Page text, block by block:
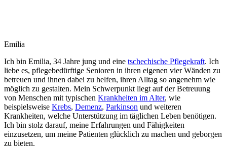
Emilia
Ich bin Emilia, 34 Jahre jung und eine tschechische Pflegekraft. Ich
liebe es, pflegebedürftige Senioren in ihren eigenen vier Wänden zu
betreuen und ihnen dabei zu helfen, ihren Alltag so angenehm wie
möglich zu gestalten. Mein Schwerpunkt liegt auf der Betreuung
von Menschen mit typischen Krankheiten im Alter, wie
beispielsweise Krebs, Demenz, Parkinson und weiteren
Krankheiten, welche Unterstützung im täglichen Leben benötigen.
Ich bin stolz darauf, meine Erfahrungen und Fähigkeiten
einzusetzen, um meine Patienten glücklich zu machen und geborgen
zu bieten.